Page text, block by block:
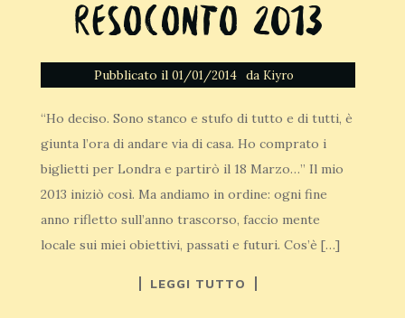
Resoconto 2013
Pubblicato il 01/01/2014 da Kiyro
“Ho deciso. Sono stanco e stufo di tutto e di tutti, è
giunta l’ora di andare via di casa. Ho comprato i
biglietti per Londra e partirò il 18 Marzo…” Il mio
2013 iniziò così. Ma andiamo in ordine: ogni fine
anno rifletto sull’anno trascorso, faccio mente
locale sui miei obiettivi, passati e futuri. Cos’è […]
LEGGI TUTTO